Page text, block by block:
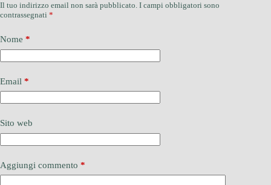
Il tuo indirizzo email non sarà pubblicato. I campi obbligatori sono
contrassegnati *
Nome *
Email *
Sito web
Aggiungi commento *